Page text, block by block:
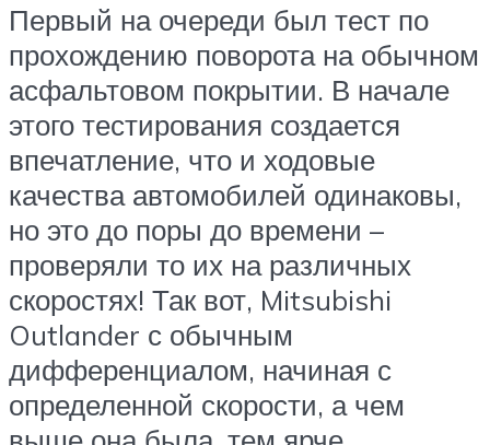
Первый на очереди был тест по
прохождению поворота на обычном
асфальтовом покрытии. В начале
этого тестирования создается
впечатление, что и ходовые
качества автомобилей одинаковы,
но это до поры до времени –
проверяли то их на различных
скоростях! Так вот, Mitsubishi
Outlander с обычным
дифференциалом, начиная с
определенной скорости, а чем